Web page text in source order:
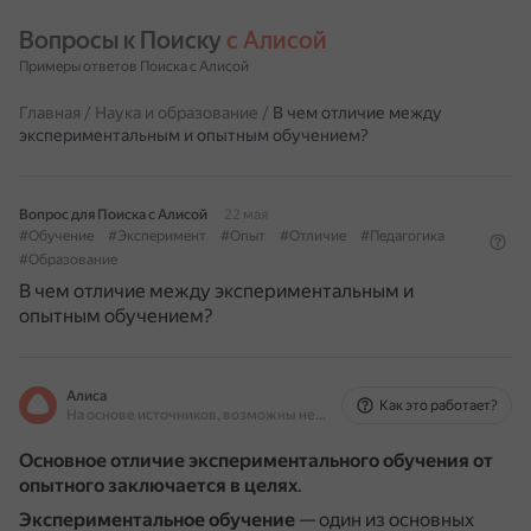
Вопросы к Поиску с Алисой
Примеры ответов Поиска с Алисой
Главная / Наука и образование / В чем отличие между
экспериментальным и опытным обучением?
Вопрос для Поиска с Алисой
22 мая
#Обучение
#Эксперимент #Опыт #Отличие
#Педагогика
#Образование
В чем отличие между экспериментальным и
опытным обучением?
Алиса
На основе источников, возможны неточности
Как это работает?
Основное отличие экспериментального обучения от
опытного заключается в целях.
Экспериментальное обучение — один из основных